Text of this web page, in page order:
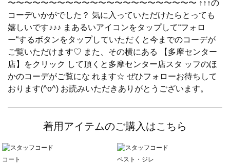
〜〜〜〜〜〜〜〜〜〜〜〜〜〜〜〜〜〜〜〜〜〜〜 ↑↑↑の
コーデいかがでした？ 気に入っていただけたらとっても
嬉しいです♪♪♪ まあるいアイコンをタップして“フォロ
ー“するボタンをタップしていただくと今までのコーデが
ご覧いただけます♡ また、その横にある 【多摩センター
店】をクリック して頂くと多摩センター店スタ ッフのほ
かのコーデがご覧にな れます☆ ぜひフォローお待ちして
おります(^o^) お読みいただきありがとうございます。
着用アイテムのご購入はこちら
コート
ベスト・ジレ